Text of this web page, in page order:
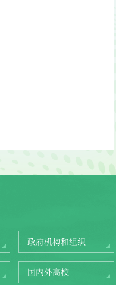
政府机构和组织
国内外高校